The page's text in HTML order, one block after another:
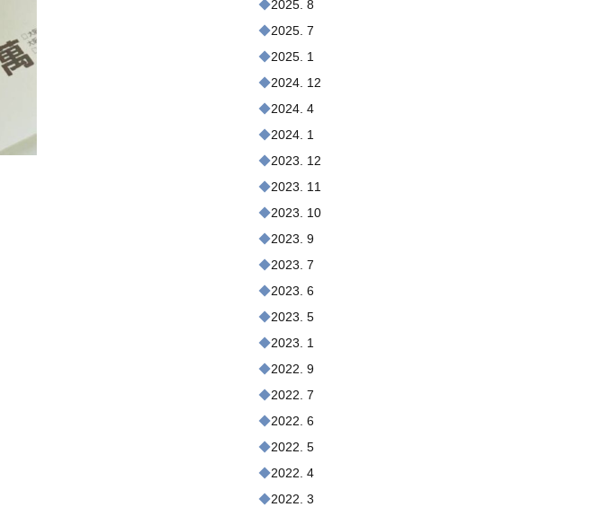
2025. 8
2025. 7
2025. 1
2024. 12
2024. 4
2024. 1
2023. 12
2023. 11
2023. 10
2023. 9
2023. 7
2023. 6
2023. 5
2023. 1
2022. 9
2022. 7
2022. 6
2022. 5
2022. 4
2022. 3